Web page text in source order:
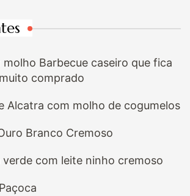
Barbecue caseiro que fica
comprado
Alcatra com molho de cogumelos
Branco Cremoso
verde com leite ninho cremoso